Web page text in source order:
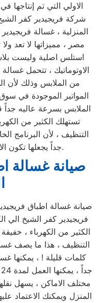
الاولي التي تم إنتاجها
شركة فريجيدير كفر
المنزلية ، غسالة
مصر ، مميزاتها لا تعد
استلس اصلية وليست
الاوتوماتيك ، تتحمل
من الملابس وذلك لأن
المواتير الموجودة في
الملابس بسرعة عاليه
تستهلك الكثير من
التنظيف ، لأن
جداً يجعلها تكون الاختيار الاول للبيت المصري.
فريجيدير كفر الشيخ الي
الكثير من الكهرباء ،
التنظيف ، هذا ما يصف
كلمات قليلة ! ، يمكنها
مختلف الاماكن ، يسهل
المنزل ويمكنك الاعتماد